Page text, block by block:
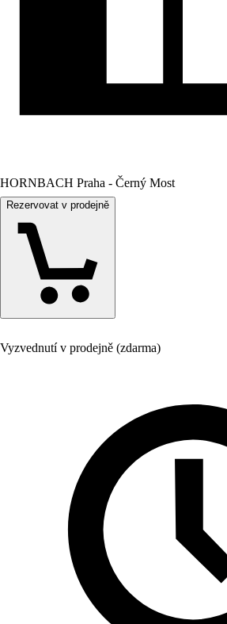
HORNBACH Praha - Černý Most
Rezervovat v prodejně
Vyzvednutí v prodejně (zdarma)